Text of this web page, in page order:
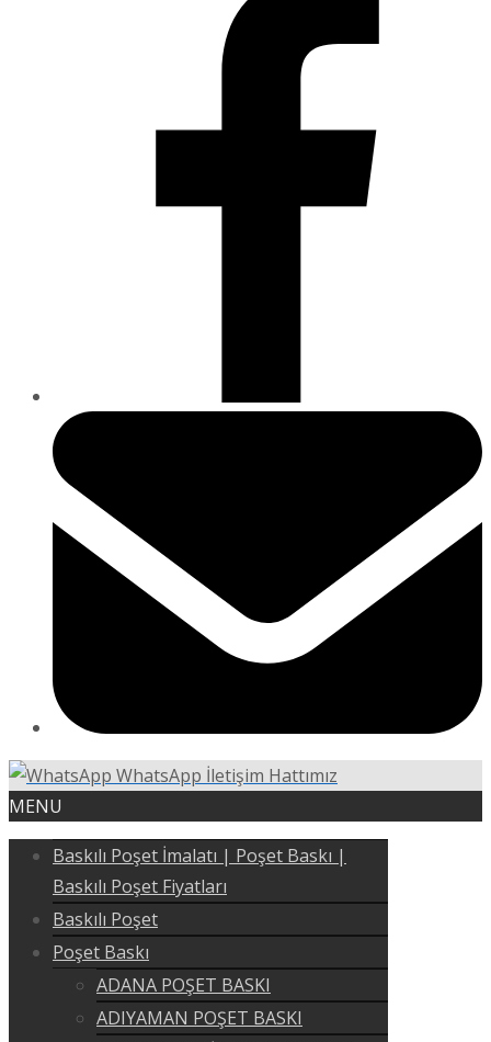
WhatsApp İletişim Hattımız
MENU
Baskılı Poşet İmalatı | Poşet Baskı |
Baskılı Poşet Fiyatları
Baskılı Poşet
Poşet Baskı
ADANA POŞET BASKI
ADIYAMAN POŞET BASKI